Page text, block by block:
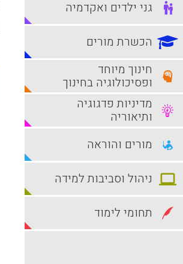
גני ילדים ואקדמיה
הכשרת מורים
חינוך מיוחד
ופסיכולוגיה בחינוך
מדיניות פדגוגיה
ותיאוריה
מורים והוראה
ניהול וסביבות למידה
תחומי לימוד